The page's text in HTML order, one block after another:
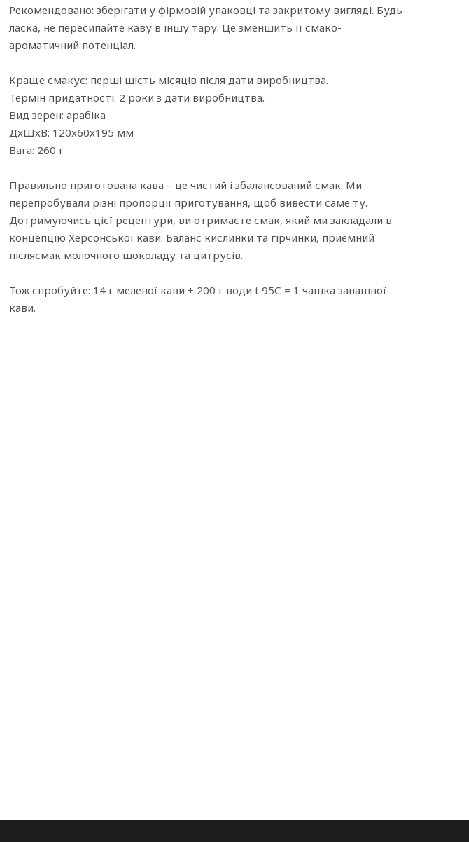
Рекомендовано: зберігати у фірмовій упаковці та закритому вигляді. Будь-
ласка, не пересипайте каву в іншу тару. Це зменшить її смако-
ароматичний потенціал.
Краще смакує: перші шість місяців після дати виробництва.
Термін придатності: 2 роки з дати виробництва.
Вид зерен: арабіка
ДxШxВ: 120x60x195 мм
Вага: 260 г
Правильно приготована кава – це чистий і збалансований смак. Ми
перепробували різні пропорції приготування, щоб вивести саме ту.
Дотримуючись цієї рецептури, ви отримаєте смак, який ми закладали в
концепцію Херсонської кави. Баланс кислинки та гірчинки, приємний
післясмак молочного шоколаду та цитрусів.
Тож спробуйте: 14 г меленої кави + 200 г води t 95С = 1 чашка запашної
кави.